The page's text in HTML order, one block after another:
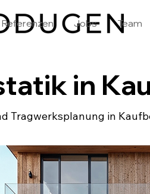
Referenzen Jobs Team
in
Tragwerksplanung in